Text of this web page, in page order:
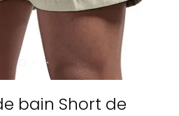
bain Short de